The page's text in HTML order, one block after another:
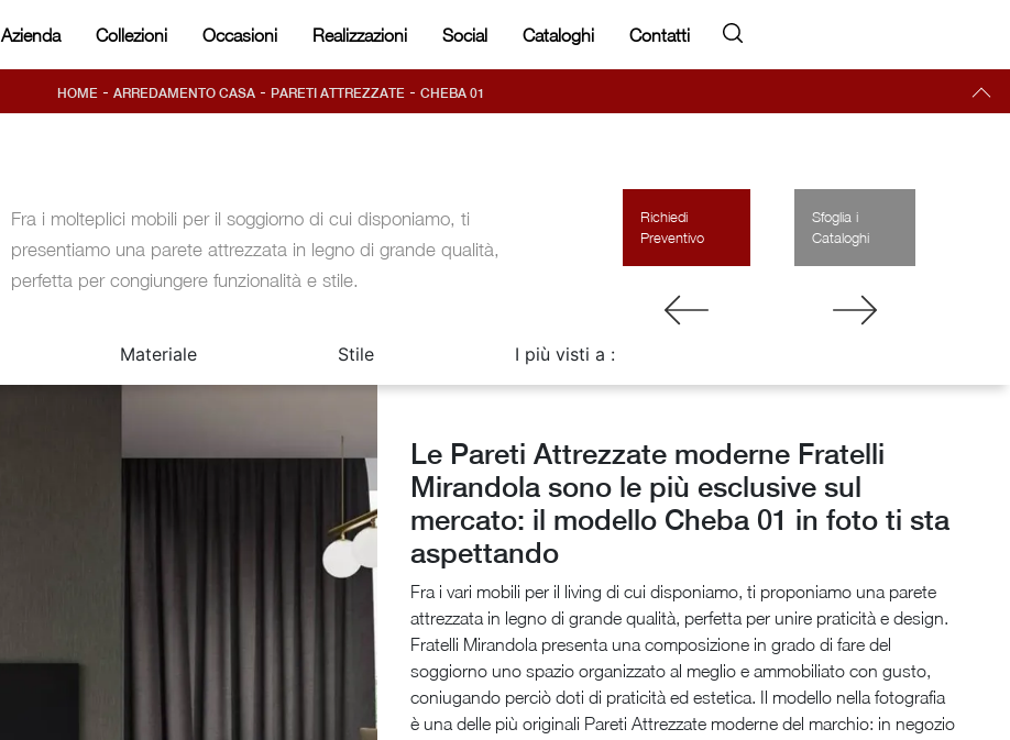
Azienda Collezioni Occasioni Realizzazioni Social Cataloghi Contatti
HOME - ARREDAMENTO CASA- PARETI ATTREZZATE - CHEBA 01
Fra i molteplici mobili per il soggiorno di cui disponiamo, ti
presentiamo una parete attrezzata in legno di grande qualità,
perfetta per congiungere funzionalità e stile.
Richiedi
Preventivo
Sfoglia i
Cataloghi
Materiale Stile I più visti a :
Le Pareti Attrezzate moderne Fratelli
Mirandola sono le più esclusive sul
mercato: il modello Cheba 01 in foto ti sta
aspettando
Fra i vari mobili per il living di cui disponiamo, ti proponiamo una parete
attrezzata in legno di grande qualità, perfetta per unire praticità e design.
Fratelli Mirandola presenta una composizione in grado di fare del
soggiorno uno spazio organizzato al meglio e ammobiliato con gusto,
coniugando perciò doti di praticità ed estetica. Il modello nella fotografia
è una delle più originali Pareti Attrezzate moderne del marchio: in negozio